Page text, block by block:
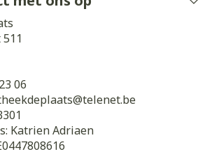
06
telenet.be
Katrien Adriaen